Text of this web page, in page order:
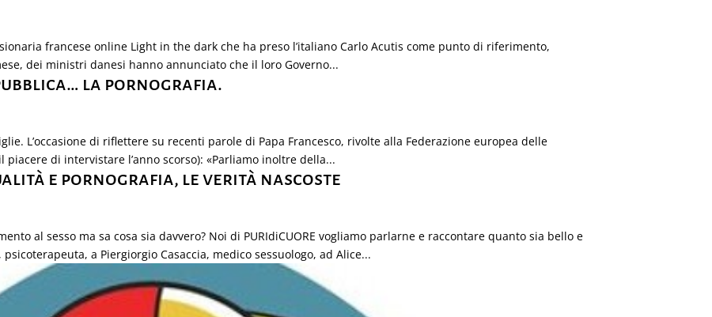
francese online Light in the dark che ha preso l’italiano Carlo Acutis come punto di riferimento,
dei ministri danesi hanno annunciato che il loro Governo...
la pornografia.
L’occasione di riflettere su recenti parole di Papa Francesco, rivolte alla Federazione europea delle
di intervistare l’anno scorso): «Parliamo inoltre della...
e pornografia, le verità nascoste
al sesso ma sa cosa sia davvero? Noi di PURIdiCUORE vogliamo parlarne e raccontare quanto sia bello e
a Piergiorgio Casaccia, medico sessuologo, ad Alice...